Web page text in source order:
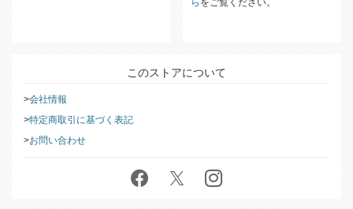
会社情報
特定商取引に基づく表記